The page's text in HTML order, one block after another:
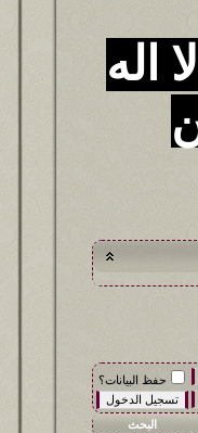
اله
حفظ البيانات؟
البحث